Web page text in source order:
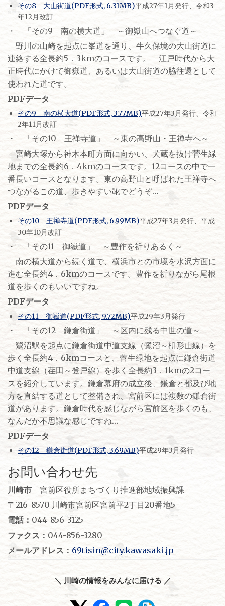
その8 大山街道(PDF形式, 6.31MB)平成27年1月発行、令和3
年12月改訂
・ 「その9 南の横大道」 ～御嶽山へつなぐ道～
野川の山崎を起点に峯道を通り、牛久保境の大山街道に
連絡する全長約5．3kmのコースです。 江戸時代から大
正時代にかけて御嶽道、あるいは大山街道の脇往還として
使われた道です。
PDFデータ
その9 南の横大道(PDF形式, 3.77MB)平成27年3月発行、令和
2年11月改訂
・ 「その10 王禅寺道」 ～東の高野山・王禅寺へ～
宮崎大塚から神木本町方面に向かい、犬蔵を抜け菅生緑
地までの全長約6．4kmのコースです。12コースの中で一
番長いコースとなります。東の高野山と呼ばれた王禅寺へ
つながるこの道、歩きやすい靴でどうぞ…
PDFデータ
その10 王禅寺道(PDF形式, 6.99MB)平成27年3月発行、平成
30年10月改訂
・ 「その11 御嶽道」 ～豊作を祈りあるく～
南の横大道から続く道で、横浜市との市境を水沢方面に
進む全長約4．6kmのコースです。豊作を祈りながら尾根
道を歩くのもいいですね。
PDFデータ
その11 御嶽道(PDF形式, 9.72MB)平成29年3月発行
・ 「その12 鎌倉街道」 ～区内に残る中世の道～
鷺沼駅を起点に鎌倉街道中道支線（鷺沼～枡形山線）を
歩く全長約4．6kmコースと、菅生緑地を起点に鎌倉街道
中道支線（荏田～登戸線）を歩く全長約3．1kmの2コー
スを紹介しています。鎌倉幕府の成立後、鎌倉と都及び地
方を直結する道として整備され、宮前区には複数の鎌倉街
道があります。鎌倉時代を感じながら宮前区を歩くのも、
なんだか不思議な感じですね…
PDFデータ
その12 鎌倉街道(PDF形式, 3.69MB)平成29年3月発行
お問い合わせ先
川崎市 宮前区役所まちづくり推進部地域振興課
〒216-8570 川崎市宮前区宮前平2丁目20番地5
電話： 044-856-3125
ファクス： 044-856-3280
メールアドレス： 69tisin@city.kawasaki.jp
＼ 川崎の情報をみんなに届ける ／